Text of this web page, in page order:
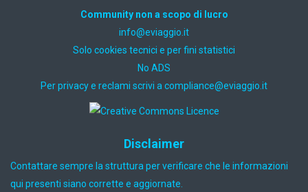
Community non a scopo di lucro
ti.oiggaive@ofni
Solo cookies tecnici e per fini statistici
No ADS
Per privacy e reclami scrivi a ti.oiggaive@ecnailpmoc
Disclaimer
Contattare sempre la struttura per verificare che le informazioni
qui presenti siano corrette e aggiornate.